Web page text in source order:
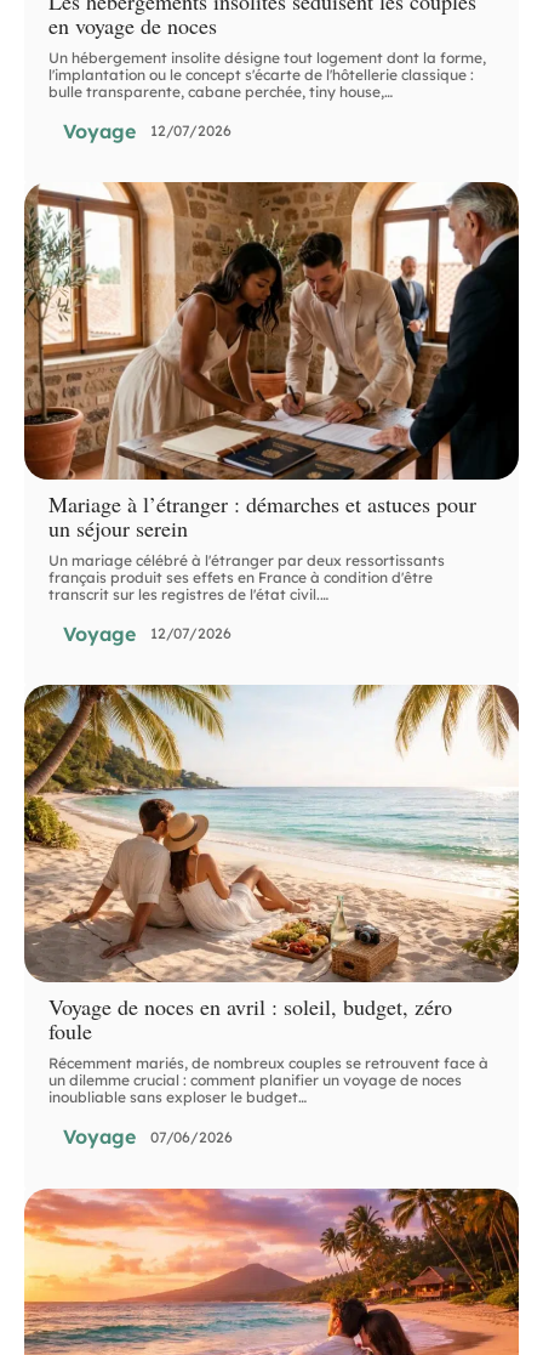
en voyage de noces
Un hébergement insolite désigne tout logement dont la forme,
l'implantation ou le concept s'écarte de l'hôtellerie classique :
bulle transparente, cabane perchée, tiny house,…
Voyage 12/07/2026
Mariage à l’étranger : démarches et astuces pour
un séjour serein
Un mariage célébré à l'étranger par deux ressortissants
français produit ses effets en France à condition d'être
transcrit sur les registres de l'état civil.…
Voyage 12/07/2026
Voyage de noces en avril : soleil, budget, zéro
foule
Récemment mariés, de nombreux couples se retrouvent face à
un dilemme crucial : comment planifier un voyage de noces
inoubliable sans exploser le budget…
Voyage 07/06/2026